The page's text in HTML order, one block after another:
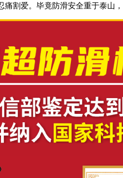
痛割爱。毕竟防滑安全重于泰山